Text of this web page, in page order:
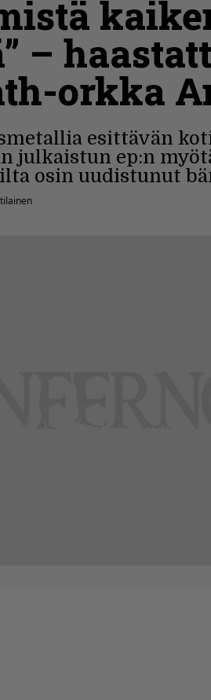
–
orkka
esittävän
julkaistun ep:n
osin uudistunut